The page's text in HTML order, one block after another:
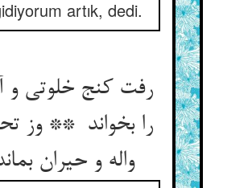
artık, dedi.
رفت کنج خلوتی و
را بخواند ** وز
واله و حیران بماند